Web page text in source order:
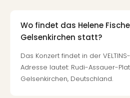
Wo findet das Helene
Gelsenkirchen statt?
Das Konzert findet in der
Adresse lautet: Rudi-Assauer-
Gelsenkirchen, Deutschland.